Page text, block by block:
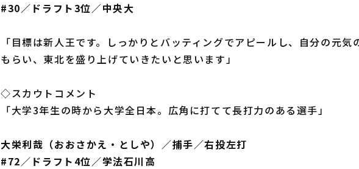
#30／ドラフト3位／中央大
「目標は新人王です。しっかりとバッティングでアピールし、自分の元気
もらい、東北を盛り上げていきたいと思います」
◇スカウトコメント
「大学3年生の時から大学全日本。広角に打てて長打力のある選手」
大栄利哉（おおさかえ・としや）／捕手／右投左打
#72／ドラフト4位／学法石川高